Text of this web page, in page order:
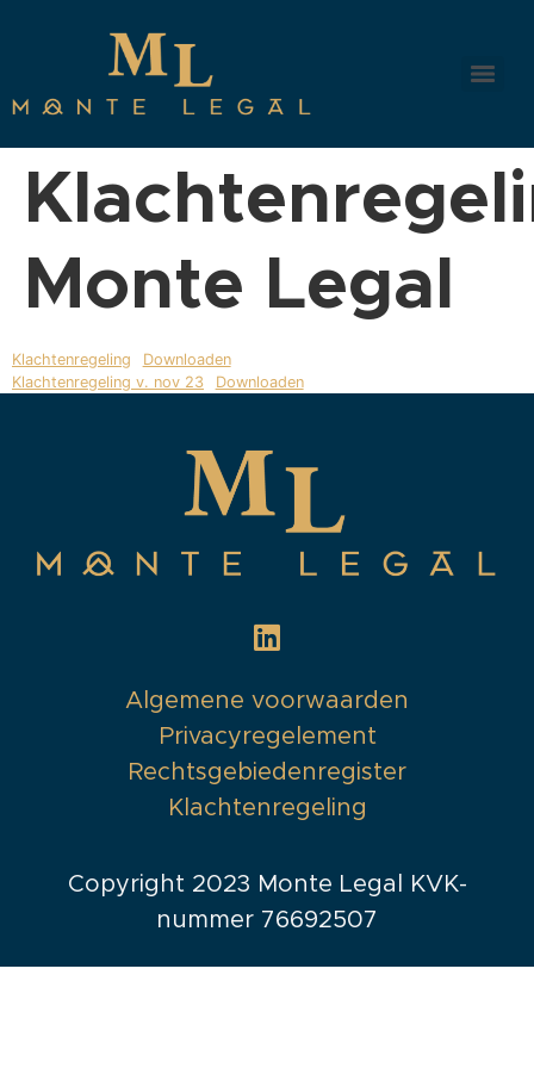
Monte Legal
Klachtenregeling
Downloaden
Klachtenregeling v. nov 23
Downloaden
Algemene voorwaarden
Privacyregelement
Rechtsgebiedenregister
Klachtenregeling
Copyright 2023 Monte Legal KVK-
nummer 76692507